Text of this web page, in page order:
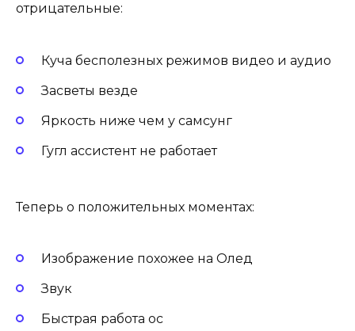
отрицательные:
Куча бесполезных режимов видео и аудио
Засветы везде
Яркость ниже чем у самсунг
Гугл ассистент не работает
Теперь о положительных моментах:
Изображение похожее на Олед
Звук
Быстрая работа ос